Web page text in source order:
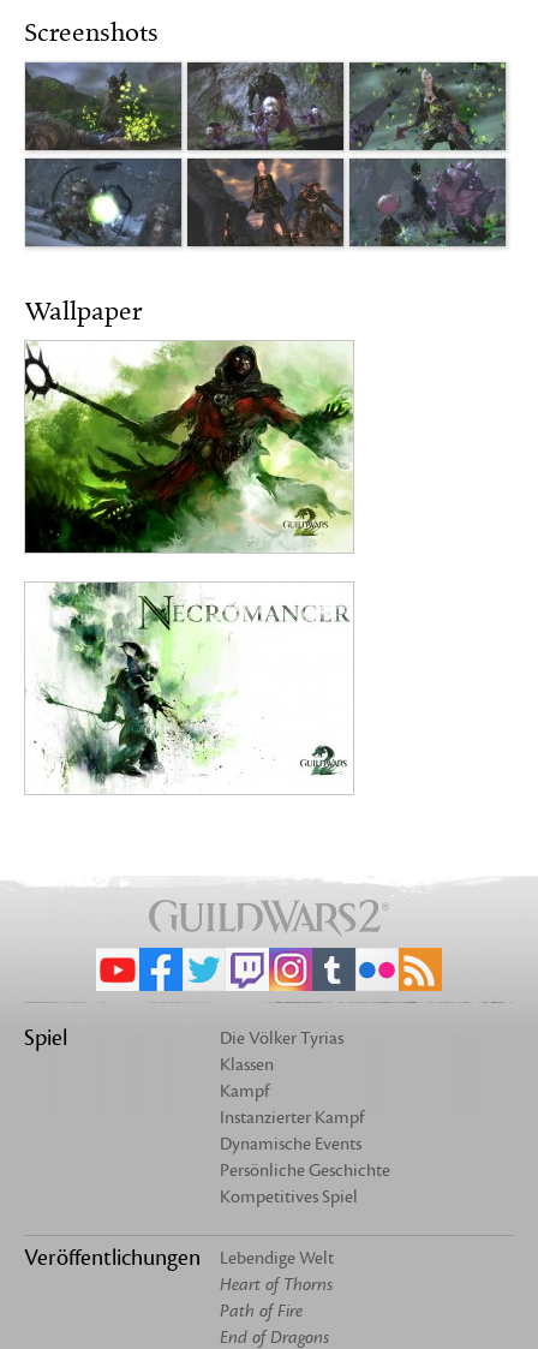
Screenshots
Wallpaper
Spiel
Die Völker Tyrias
Klassen
Kampf
Instanzierter Kampf
Dynamische Events
Persönliche Geschichte
Kompetitives Spiel
Veröffentlichungen
Lebendige Welt
Heart of Thorns
Path of Fire
End of Dragons